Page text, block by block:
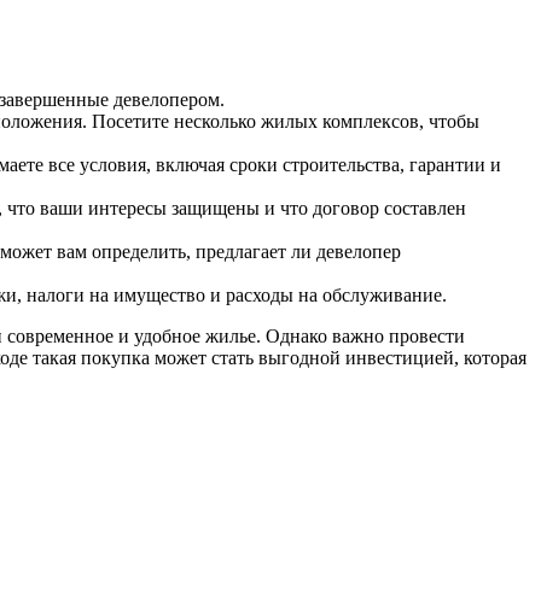
девелопером.
Посетите несколько жилых комплексов, чтобы
все условия, включая сроки строительства, гарантии и
ваши интересы защищены и что договор составлен
вам определить, предлагает ли девелопер
налоги на имущество и расходы на обслуживание.
и удобное жилье. Однако важно провести
такая покупка может стать выгодной инвестицией, которая